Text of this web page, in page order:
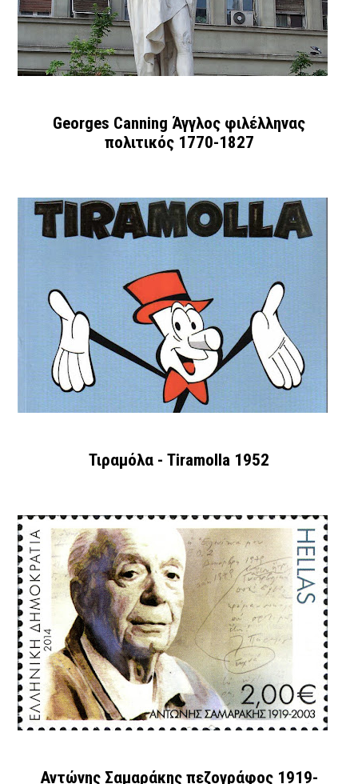
Georges Canning Άγγλος φιλέλληνας
πολιτικός 1770-1827
Τιραμόλα - Tiramolla 1952
Αντώνης Σαμαράκης πεζογράφος 1919-